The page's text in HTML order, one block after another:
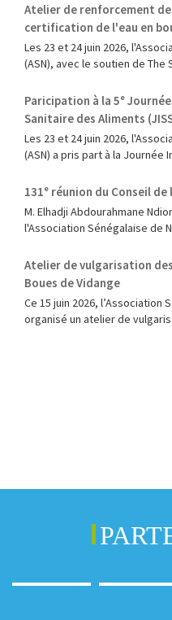
Atelier de renforcement
certification de l'eau en
Les 23 et 24 juin 2026,
(ASN), avec le soutien de The
Paricipation à la 5ᵉ
Sanitaire des Aliments
‎Les 23 et 24 juin 2026,
(ASN) a pris part à la Journée
131ᵉ réunion du Conseil de
M. Elhadji Abdourahmane
l'Association Sénégalaise de
Atelier de vulgarisation
Boues de Vidange
Ce 15 juin 2026, l’Association
organisé un atelier de